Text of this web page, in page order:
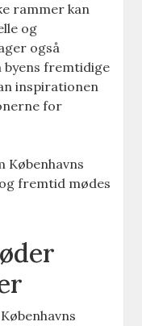
rammer kan
og
også
fremtidige
inspirationen
for
Københavns
fremtid mødes